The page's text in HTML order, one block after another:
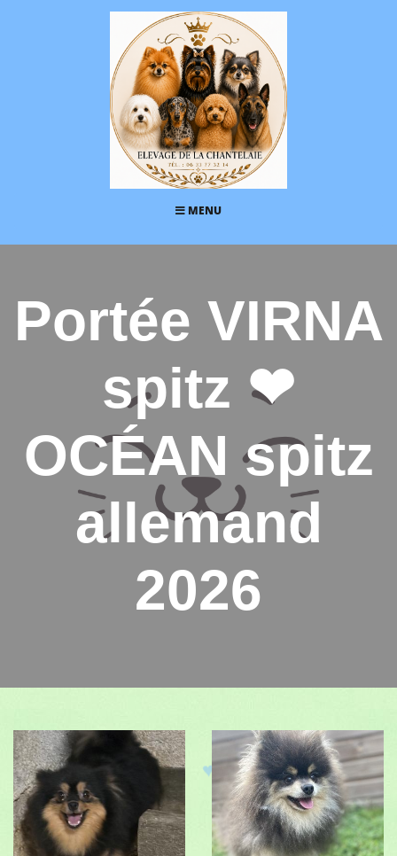
MENU
Portée VIRNA
spitz ❤
OCÉAN spitz
allemand
2026
♥
♥
♥